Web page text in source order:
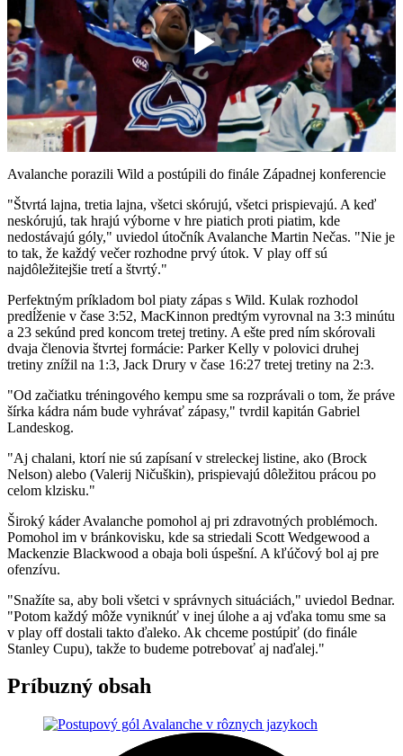
Play
Video
Avalanche porazili Wild a postúpili do finále Západnej konferencie
"Štvrtá lajna, tretia lajna, všetci skórujú, všetci prispievajú. A keď
neskórujú, tak hrajú výborne v hre piatich proti piatim, kde
nedostávajú góly," uviedol útočník Avalanche Martin Nečas. "Nie je
to tak, že každý večer rozhodne prvý útok. V play off sú
najdôležitejšie tretí a štvrtý."
Perfektným príkladom bol piaty zápas s Wild. Kulak rozhodol
predĺženie v čase 3:52, MacKinnon predtým vyrovnal na 3:3 minútu
a 23 sekúnd pred koncom tretej tretiny. A ešte pred ním skórovali
dvaja členovia štvrtej formácie: Parker Kelly v polovici druhej
tretiny znížil na 1:3, Jack Drury v čase 16:27 tretej tretiny na 2:3.
"Od začiatku tréningového kempu sme sa rozprávali o tom, že práve
šírka kádra nám bude vyhrávať zápasy," tvrdil kapitán Gabriel
Landeskog.
"Aj chalani, ktorí nie sú zapísaní v streleckej listine, ako (Brock
Nelson) alebo (Valerij Ničuškin), prispievajú dôležitou prácou po
celom klzisku."
Široký káder Avalanche pomohol aj pri zdravotných problémoch.
Pomohol im v bránkovisku, kde sa striedali Scott Wedgewood a
Mackenzie Blackwood a obaja boli úspešní. A kľúčový bol aj pre
ofenzívu.
"Snažíte sa, aby boli všetci v správnych situáciách," uviedol Bednar.
"Potom každý môže vyniknúť v inej úlohe a aj vďaka tomu sme sa
v play off dostali takto ďaleko. Ak chceme postúpiť (do finále
Stanley Cupu), takže to budeme potrebovať aj naďalej."
Príbuzný obsah